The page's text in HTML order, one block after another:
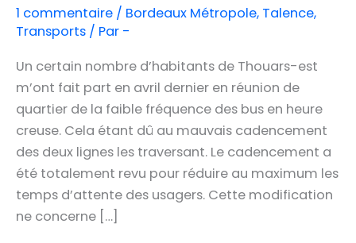
1 commentaire / Bordeaux Métropole, Talence,
Transports / Par -
Un certain nombre d’habitants de Thouars-est
m’ont fait part en avril dernier en réunion de
quartier de la faible fréquence des bus en heure
creuse. Cela étant dû au mauvais cadencement
des deux lignes les traversant. Le cadencement a
été totalement revu pour réduire au maximum les
temps d’attente des usagers. Cette modification
ne concerne […]